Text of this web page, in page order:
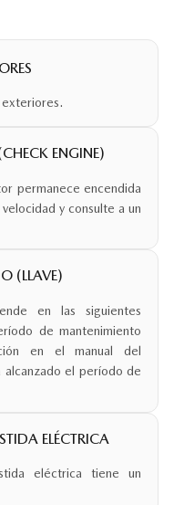
exteriores.
ENGINE)
permanece encendida
y consulte a un
(LLAVE)
en las siguientes
de mantenimiento
en el manual del
el período de
ELÉCTRICA
eléctrica tiene un